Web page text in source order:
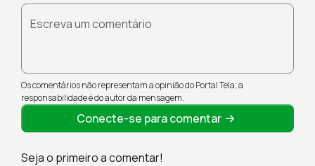
Escreva um comentário
Os comentários não representam a opinião do Portal Tela; a
responsabilidade é do autor da mensagem.
Conecte-se para comentar
Seja o primeiro a comentar!